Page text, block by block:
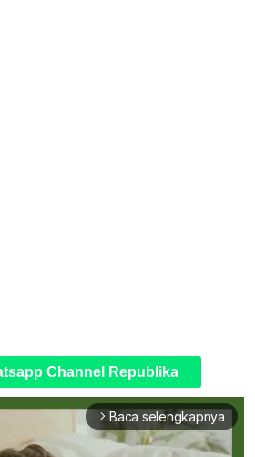
Channel Republika
arrow_forward_ios Baca selengkapnya